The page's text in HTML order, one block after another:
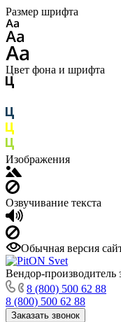
Размер шрифта
Цвет фона и шрифта
Изображения
Озвучивание текста
Обычная версия
Вендор-производитель
8 (800) 500 62 88
8 (800) 500 62 88
Заказать звонок